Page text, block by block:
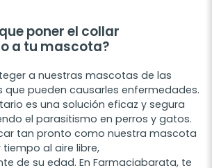
poner el collar
a tu mascota?
a nuestras mascotas de las
pueden causarles enfermedades.
es una solución eficaz y segura
el parasitismo en perros y gatos.
tan pronto como nuestra mascota
al aire libre,
de su edad. En Farmaciabarata, te